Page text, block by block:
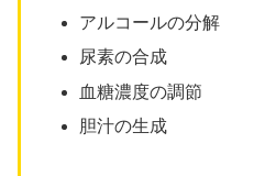
アルコールの分解
尿素の合成
血糖濃度の調節
胆汁の生成